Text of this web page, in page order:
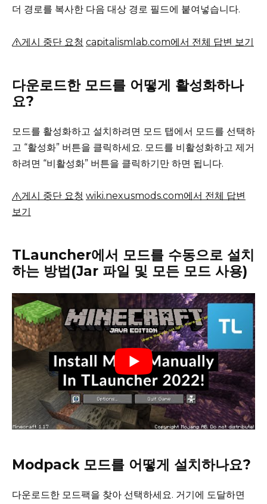
더 경로를 복사한 다음 대상 경로 필드에 붙여넣습니다.
게시 중단 요청 capitalismlab.com에서 전체 답변 보기
다운로드한 모드를 어떻게 활성화하나
요?
모드를 활성화하고 설치하려면 모드 탭에서 모드를 선택하
고 “활성화” 버튼을 클릭하세요. 모드를 비활성화하고 제거
하려면 “비활성화” 버튼을 클릭하기만 하면 됩니다.
게시 중단 요청 wiki.nexusmods.com에서 전체 답변
보기
TLauncher에서 모드를 수동으로 설치
하는 방법(Jar 파일 및 모든 모드 사용)
Modpack 모드를 어떻게 설치하나요?
다운로드한 모드팩을 찾아 선택하세요. 거기에 도달하면